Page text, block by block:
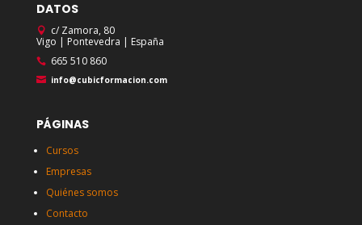
DATOS
c/ Zamora, 80
Vigo | Pontevedra | España
665 510 860
info@cubicformacion.com
PÁGINAS
Cursos
Empresas
Quiénes somos
Contacto